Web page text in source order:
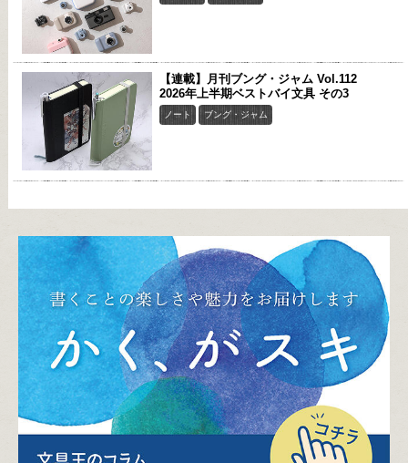
【連載】月刊ブング・ジャム Vol.112
2026年上半期ベストバイ文具 その3
ノート ブング・ジャム